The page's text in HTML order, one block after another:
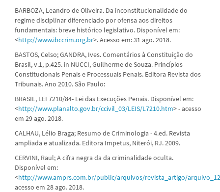
BARBOZA, Leandro de Oliveira. Da inconstitucionalidade do
regime disciplinar diferenciado por ofensa aos direitos
fundamentais: breve histórico legislativo. Disponível em:
<http://www.ibccrim.org.br>. Acesso em: 31 ago. 2018.
BASTOS, Celso; GANDRA, Ives. Comentários à Constituição do
Brasil, v.1, p.425. in NUCCI, Guilherme de Souza. Princípios
Constitucionais Penais e Processuais Penais. Editora Revista dos
Tribunais. Ano 2010. São Paulo:
BRASIL, LEI 7210/84- Lei das Execuções Penais. Disponível em:
<http://www.planalto.gov.br/ccivil_03/LEIS/L7210.htm> - acesso
em 29 ago. 2018.
CALHAU, Lélio Braga; Resumo de Criminologia - 4.ed. Revista
ampliada e atualizada. Editora Impetus, Niterói, RJ. 2009.
CERVINI, Raul; A cifra negra da da criminalidade oculta.
Disponível em:
<http://www.amprs.com.br/public/arquivos/revista_artigo/
acesso em 28 ago. 2018.